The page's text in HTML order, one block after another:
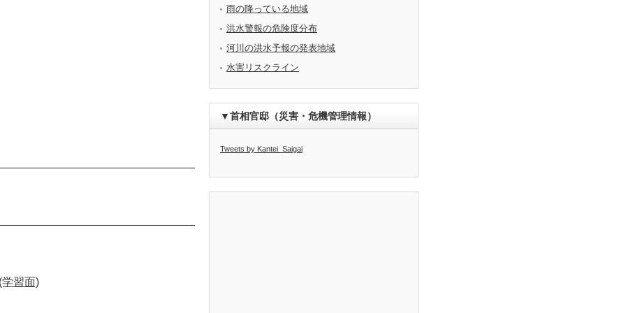
習面)
雨の降っている地域
洪水警報の危険度分布
河川の洪水予報の発表地域
水害リスクライン
▼首相官邸（災害・危機管理情報）
Tweets by Kantei_Saigai